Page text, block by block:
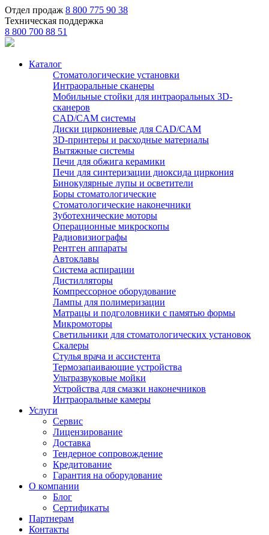
Отдел продаж 8 800 775 90 38
Техническая поддержка
8 800 700 88 51
Каталог
Стоматологические установки
Интраоральные сканеры
Мобильные стойки для интраоральных 3D-
сканеров
CAD/CAM системы
Диски циркониевые для CAD/CAM
3D-принтеры и расходные материалы
Вытяжные системы
Печи для обжига керамики
Печи для синтеризации диоксида циркония
Бинокулярные лупы и осветители
Боры стоматологические
Стоматологические наконечники
Зуботехнические моторы
Операционные микроскопы
Радиовизиографы
Рентген аппараты
Автоклавы
Система аспирации
Дистилляторы
Компрессорное оборудование
Лампы для полимеризации
Матрацы и подголовники с памятью формы
Микромоторы
Светильники для стоматологических установок
Скалеры
Стулья врача и ассистента
Термозапаивающие устройства
Ультразвуковые мойки
Устройства для смазки наконечников
Интраоральные камеры
Услуги
Сервис
Лицензирование
Доставка
Тендерное сопровождение
Кредитование
Гарантия на оборудование
О компании
Блог
Сертификаты
Партнерам
Контакты